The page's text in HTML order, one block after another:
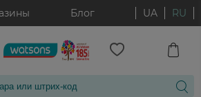
Блог UA RU